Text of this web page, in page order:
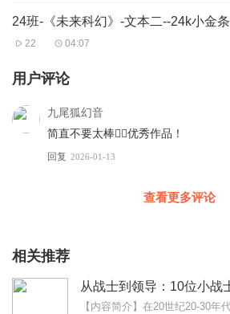
24班-《未来科幻》-文本二--24k小金条
22 04:07
用户评论
九尾狐幻音
简直不要太棒👍🏻优秀作品！
回复 2026-01-13
查看更多评论
相关推荐